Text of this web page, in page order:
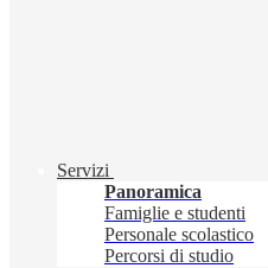
Servizi
Panoramica
Famiglie e studenti
Personale scolastico
Percorsi di studio